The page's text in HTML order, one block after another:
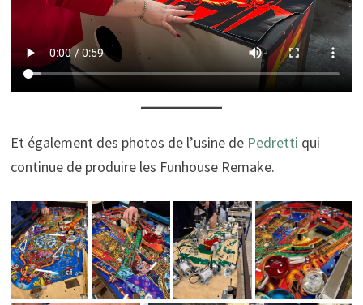
Et également des photos de l’usine de Pedretti qui
continue de produire les Funhouse Remake.